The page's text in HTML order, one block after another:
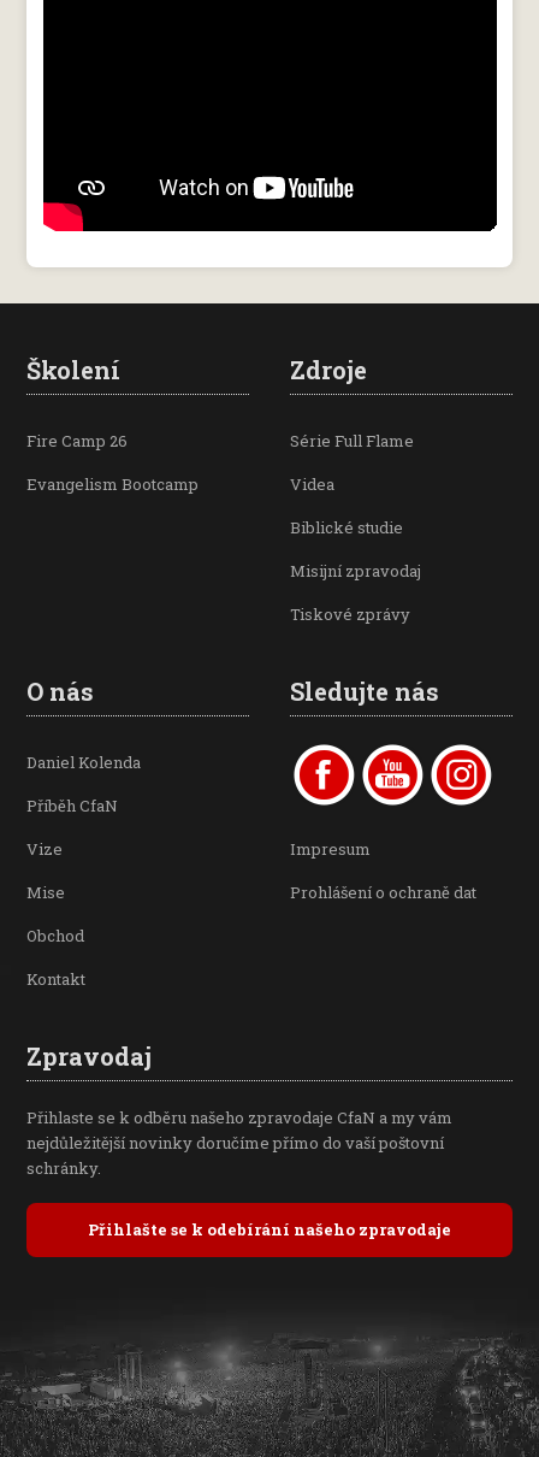
Školení
Fire Camp 26
Evangelism Bootcamp
Zdroje
Série Full Flame
Videa
Biblické studie
Misijní zpravodaj
Tiskové zprávy
O nás
Daniel Kolenda
Příběh CfaN
Vize
Mise
Obchod
Kontakt
Sledujte nás
Impresum
Prohlášení o ochraně dat
Zpravodaj
Přihlaste se k odběru našeho zpravodaje CfaN a my vám
nejdůležitější novinky doručíme přímo do vaší poštovní
schránky.
Přihlašte se k odebírání našeho zpravodaje